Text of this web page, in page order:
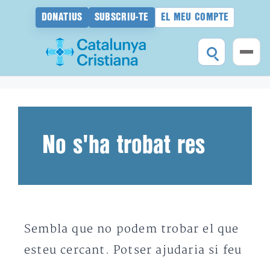
DONATIUS SUBSCRIU-TE EL MEU COMPTE
No s'ha trobat res
Sembla que no podem trobar el que
esteu cercant. Potser ajudaria si feu